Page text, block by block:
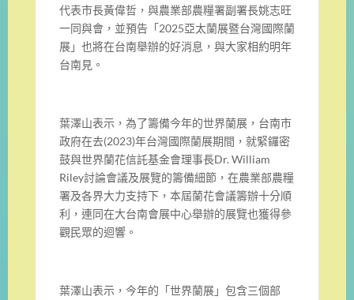
代表市長黃偉哲，與農業部農糧署副署長姚志旺
一同與會，並預告「2025亞太蘭展暨台灣國際蘭
展」也將在台南舉辦的好消息，與大家相約明年
台南見。
葉澤山表示，為了籌備今年的世界蘭展，台南市
政府在去(2023)年台灣國際蘭展期間，就緊鑼密
鼓與世界蘭花信託基金會理事長Dr. William
Riley討論會議及展覽的籌備細節，在農業部農糧
署及各界大力支持下，本屆蘭花會議籌辦十分順
利，連同在大台南會展中心舉辦的展覽也獲得參
觀民眾的迴響。
葉澤山表示，今年的「世界蘭展」包含三個部